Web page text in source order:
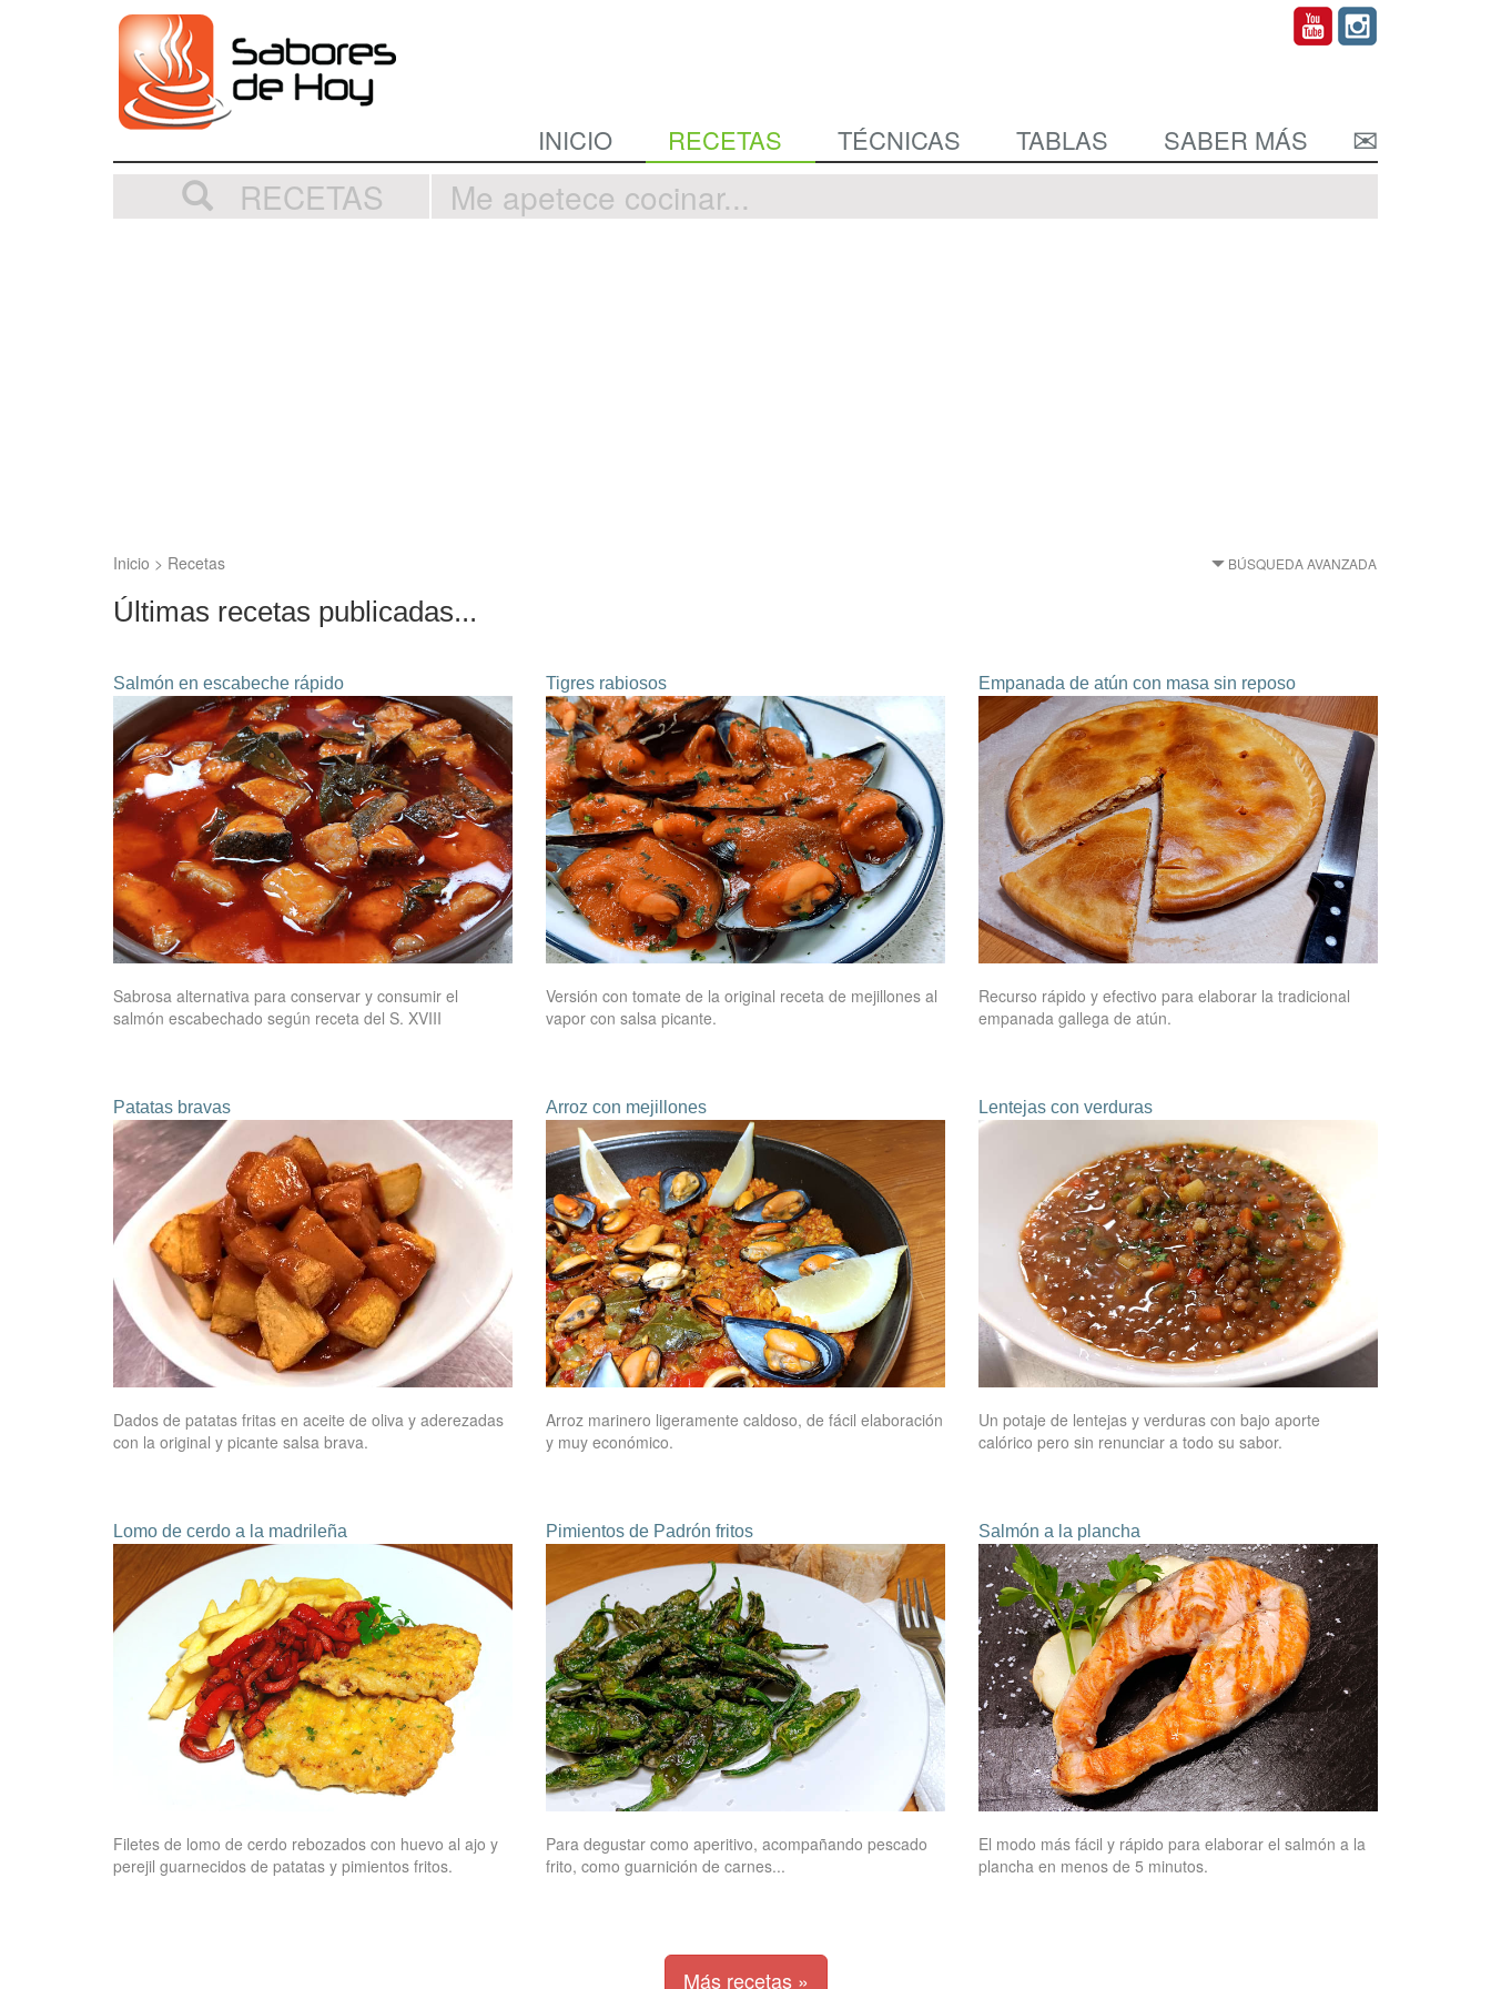
INICIO RECETAS TÉCNICAS TABLAS SABER MÁS
RECETAS
Inicio > Recetas BÚSQUEDA AVANZADA
Últimas recetas publicadas...
Salmón en escabeche rápido
Sabrosa alternativa para conservar y consumir el
salmón escabechado según receta del S. XVIII
Tigres rabiosos
Versión con tomate de la original receta de mejillones al
vapor con salsa picante.
Empanada de atún con masa sin reposo
Recurso rápido y efectivo para elaborar la tradicional
empanada gallega de atún.
Patatas bravas
Dados de patatas fritas en aceite de oliva y aderezadas
con la original y picante salsa brava.
Arroz con mejillones
Arroz marinero ligeramente caldoso, de fácil elaboración
y muy económico.
Lentejas con verduras
Un potaje de lentejas y verduras con bajo aporte
calórico pero sin renunciar a todo su sabor.
Lomo de cerdo a la madrileña
Filetes de lomo de cerdo rebozados con huevo al ajo y
perejil guarnecidos de patatas y pimientos fritos.
Pimientos de Padrón fritos
Para degustar como aperitivo, acompañando pescado
frito, como guarnición de carnes...
Salmón a la plancha
El modo más fácil y rápido para elaborar el salmón a la
plancha en menos de 5 minutos.
Más recetas »